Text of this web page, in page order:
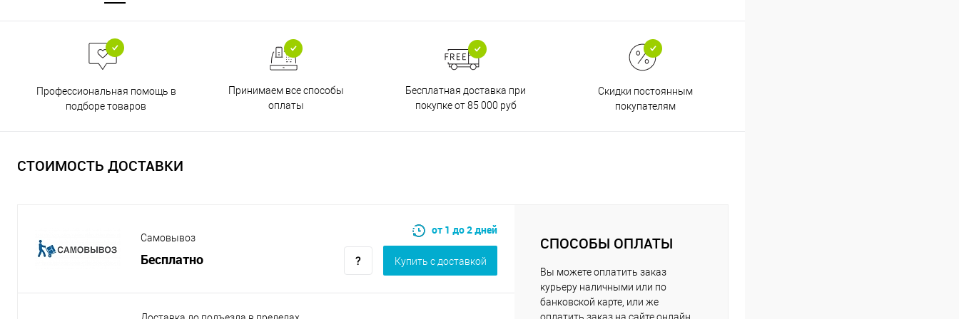
Профессиональная помощь в
подборе товаров
Принимаем все способы
оплаты
Бесплатная доставка при
покупке от 85 000 руб
Скидки постоянным
покупателям
СТОИМОСТЬ ДОСТАВКИ
Самовывоз
Бесплатно
от 1 до 2 дней
Купить c доставкой
СПОСОБЫ ОПЛАТЫ
Вы можете оплатить заказ
курьеру наличными или по
банковской карте, или же